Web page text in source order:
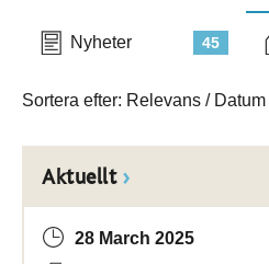
45
Nyheter
Sortera efter: Relevans / Datum
Aktuellt
28 March 2025